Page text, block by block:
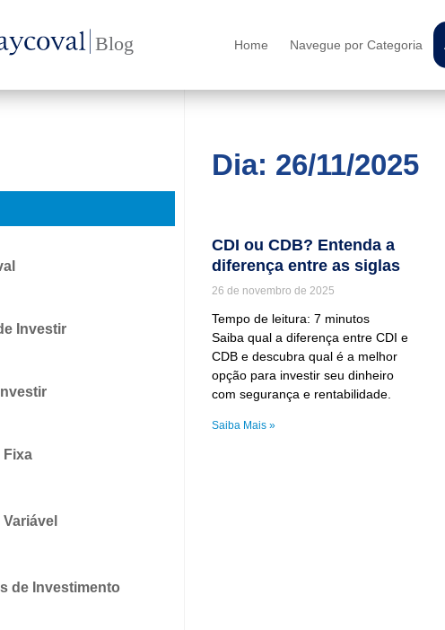
Home Navegue por Categoria
Investir
Fixa
de Investimento
Dia: 26/11/2025
CDI ou CDB? Entenda a
diferença entre as siglas
26 de novembro de 2025
Tempo de leitura: 7 minutos
Saiba qual a diferença entre CDI e
CDB e descubra qual é a melhor
opção para investir seu dinheiro
com segurança e rentabilidade.
Saiba Mais »